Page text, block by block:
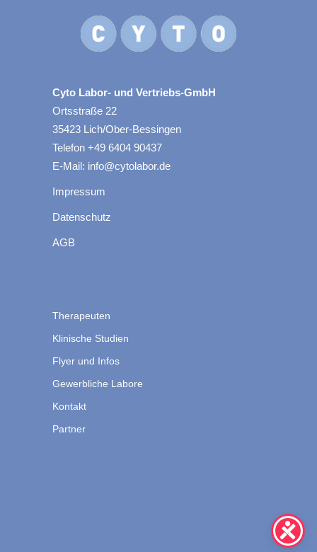
Cyto Labor- und Vertriebs-GmbH
Ortsstraße 22
35423 Lich/Ober-Bessingen
Telefon +49 6404 90437
E-Mail: info@cytolabor.de
Impressum
Datenschutz
AGB
Therapeuten
Klinische Studien
Flyer und Infos
Gewerbliche Labore
Kontakt
Partner